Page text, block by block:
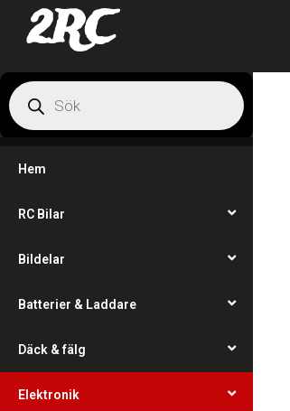
2RC
Hem
RC Bilar
Bildelar
Batterier & Laddare
Däck & fälg
Elektronik